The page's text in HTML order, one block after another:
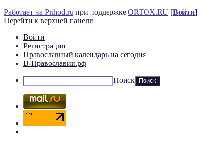
Работает на Prihod.ru при поддержке ORTOX.RU [Войти]
Перейти к верхней панели
Войти
Регистрация
Православный календарь на сегодня
В-Православии.рф
Поиск